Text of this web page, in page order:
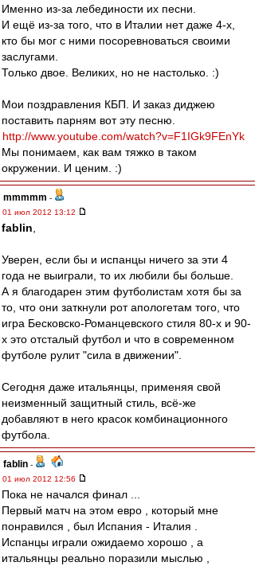
Именно из-за лебединости их песни.
И ещё из-за того, что в Италии нет даже 4-х,
кто бы мог с ними посоревноваться своими
заслугами.
Только двое. Великих, но не настолько. :)
Мои поздравления КБП. И заказ диджею
поставить парням вот эту песню.
http://www.youtube.com/watch?v=F1IGk9FEnYk
Мы понимаем, как вам тяжко в таком
окружении. И ценим. :)
mmmmm -
01 июл 2012 13:12
fablin
Уверен, если бы и испанцы ничего за эти 4
года не выиграли, то их любили бы больше.
А я благодарен этим футболистам хотя бы за
то, что они заткнули рот апологетам того, что
игра Бесковско-Романцевского стиля 80-х и 90-
х это отсталый футбол и что в современном
футболе рулит "сила в движении".
Сегодня даже итальянцы, применяя свой
неизменный защитный стиль, всё-же
добавляют в него красок комбинационного
футбола.
fablin -
01 июл 2012 12:56
Пока не начался финал ...
Первый матч на этом евро , который мне
понравился , был Испания - Италия .
Испанцы играли ожидаемо хорошо , а
итальянцы реально поразили мыслью ,